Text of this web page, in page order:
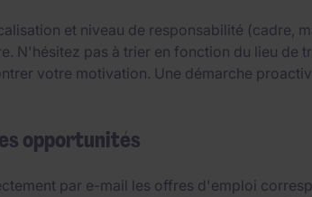
et niveau de responsabilité (cadre,
N'hésitez pas à trier en fonction du lieu de
votre motivation. Une démarche
opportunités
par e-mail les offres d'emploi